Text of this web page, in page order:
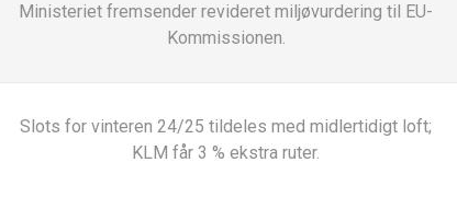
Ministeriet fremsender revideret miljøvurdering til EU-
Kommissionen.
Slots for vinteren 24/25 tildeles med midlertidigt loft;
KLM får 3 % ekstra ruter.